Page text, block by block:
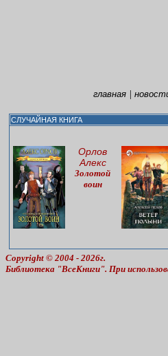
главная|
СЛУЧАЙНАЯ КНИГА
Орлов
Алекс
Золотой
воин
Copyright © 2004 - 2026г.
Библиотека "ВсеКниги". При